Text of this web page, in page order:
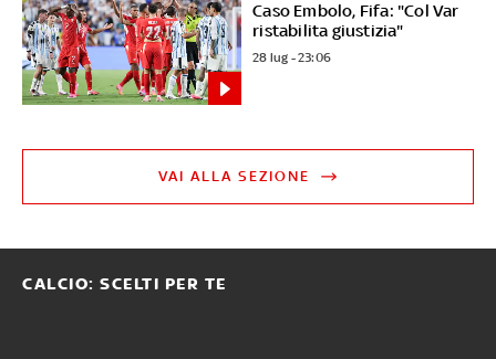
Caso Embolo, Fifa: "Col Var
ristabilita giustizia"
28 lug - 23:06
VAI ALLA SEZIONE
CALCIO: SCELTI PER TE